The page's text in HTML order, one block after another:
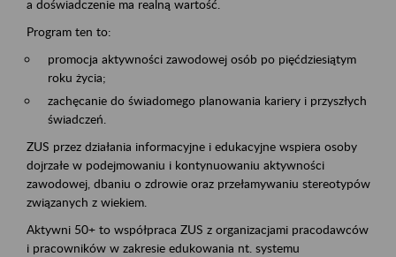
a doświadczenie ma realną wartość.
Program ten to:
promocja aktywności zawodowej osób po pięćdziesiątym
roku życia;
zachęcanie do świadomego planowania kariery i przyszłych
świadczeń.
ZUS przez działania informacyjne i edukacyjne wspiera osoby
dojrzałe w podejmowaniu i kontynuowaniu aktywności
zawodowej, dbaniu o zdrowie oraz przełamywaniu stereotypów
związanych z wiekiem.
Aktywni 50+ to współpraca ZUS z organizacjami pracodawców
i pracowników w zakresie edukowania nt. systemu